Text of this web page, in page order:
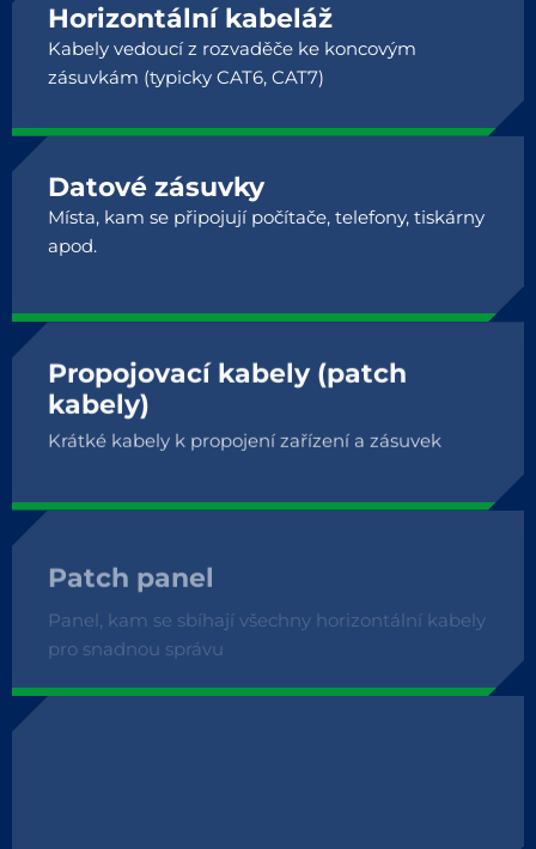
Horizontální kabeláž
Kabely vedoucí z rozvaděče ke koncovým
zásuvkám (typicky CAT6, CAT7)
Datové zásuvky
Místa, kam se připojují počítače, telefony, tiskárny
apod.
Propojovací kabely (patch
kabely)
Krátké kabely k propojení zařízení a zásuvek
Patch panel
Panel, kam se sbíhají všechny horizontální kabely
pro snadnou správu